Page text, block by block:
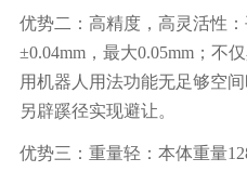
优势二：高精度，高灵活性
±0.04mm，最大0.05mm；不
用机器人用法功能无足够空
另辟蹊径实现避让。
优势三：重量轻：本体重量